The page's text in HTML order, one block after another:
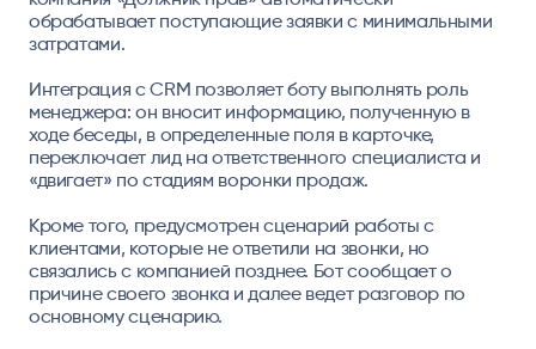
обрабатывает поступающие заявки с минимальными
затратами.
Интеграция с CRM позволяет боту выполнять роль
менеджера: он вносит информацию, полученную в
ходе беседы, в определенные поля в карточке,
переключает лид на ответственного специалиста и
«двигает» по стадиям воронки продаж.
Кроме того, предусмотрен сценарий работы с
клиентами, которые не ответили на звонки, но
связались с компанией позднее. Бот сообщает о
причине своего звонка и далее ведет разговор по
основному сценарию.